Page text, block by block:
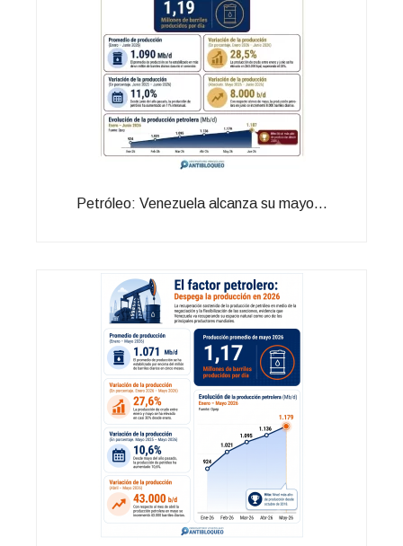
Petróleo: Venezuela alcanza su mayo...